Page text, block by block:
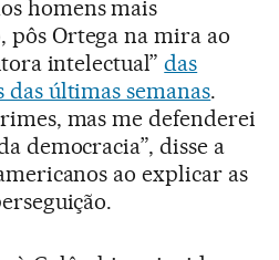
homens mais
Ortega na mira ao
intelectual”das
últimas semanas.
mas me defenderei
democracia”, disse a
ao explicar as